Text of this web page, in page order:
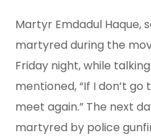
Martyr Emdadul Haque,
martyred during the
Friday night, while
mentioned, “If I don’t
meet again.” The next
martyred by police